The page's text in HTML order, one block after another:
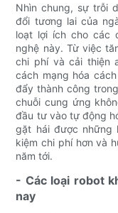
Nhìn chung, sự trỗi
đổi tương lai của
loạt lợi ích cho các
nghệ này. Từ việc
chi phí và cải thiện
cách mạng hóa
đẩy thành công
chuỗi cung ứng
đầu tư vào tự động
gặt hái được những
kiệm chi phí hơn và
năm tới.
- Các loại robot
nay